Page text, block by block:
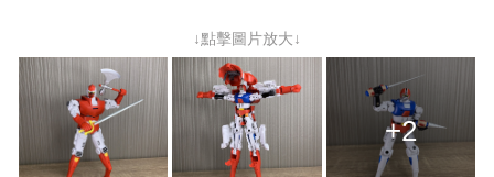
↓點擊圖片放大↓
+2